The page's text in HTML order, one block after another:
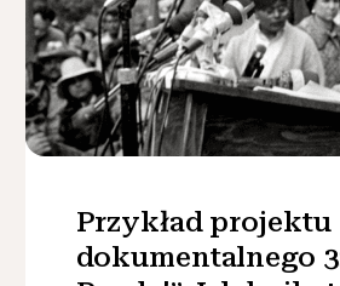
Przykład projektu
dokumentalnego 3: